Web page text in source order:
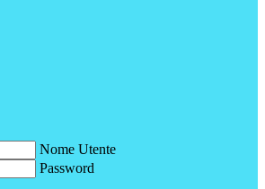
Nome Utente
Password